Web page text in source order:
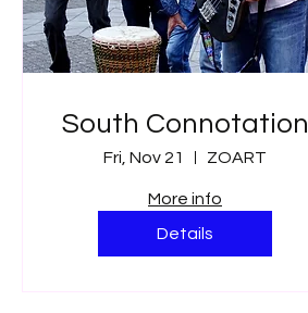
South Connotation
Fri, Nov 21 ZOART
More info
Details